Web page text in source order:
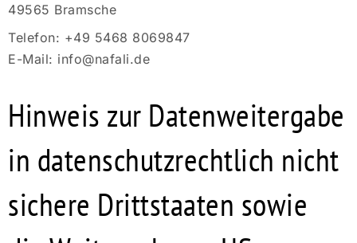
49565 Bramsche
Telefon: +49 5468 8069847
E-Mail: info@nafali.de
Hinweis zur Datenweitergabe
in datenschutzrechtlich nicht
sichere Drittstaaten sowie